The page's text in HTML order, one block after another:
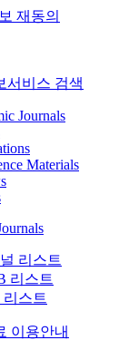
재동의
서비스 검색
Journals
Materials
리스트
리스트
리스트
이용안내